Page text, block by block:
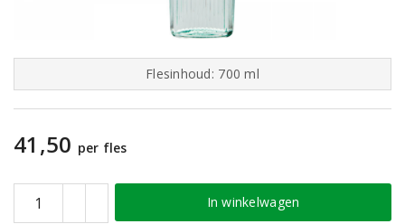
Flesinhoud: 700 ml
41,50 per fles
In winkelwagen